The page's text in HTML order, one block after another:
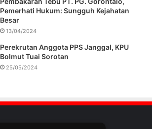
Pemerhati Hukum: Sungguh Kejahatan
Besar
13/04/2024
Perekrutan Anggota PPS Janggal, KPU
Bolmut Tuai Sorotan
25/05/2024